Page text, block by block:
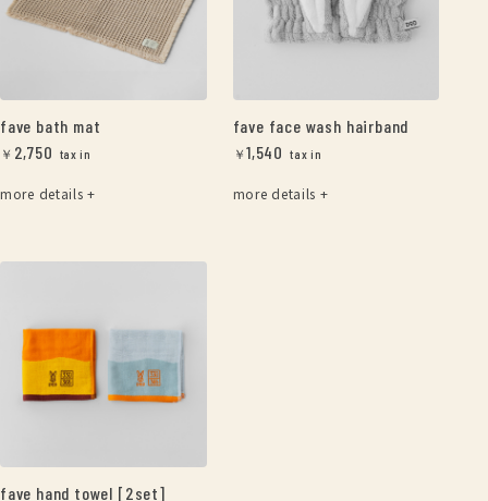
fave bath mat
￥ 2,750
more details +
fave face wash hairband
￥1,540
more details +
fave hand towel [2set]